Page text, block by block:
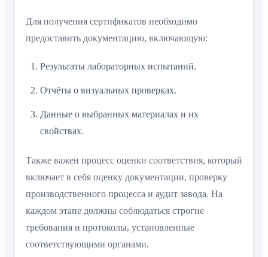
Для получения сертификатов необходимо
предоставить документацию, включающую:
Результаты лабораторных испытаний.
Отчёты о визуальных проверках.
Данные о выбранных материалах и их
свойствах.
Также важен процесс оценки соответствия, который
включает в себя оценку документации, проверку
производственного процесса и аудит завода. На
каждом этапе должны соблюдаться строгие
требования и протоколы, установленные
соответствующими органами.